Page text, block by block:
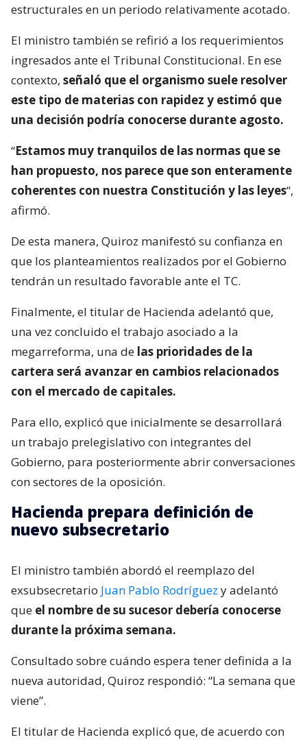
estructurales en un periodo relativamente acotado.
El ministro también se refirió a los requerimientos
ingresados ante el Tribunal Constitucional. En ese
contexto, señaló que el organismo suele resolver
este tipo de materias con rapidez y estimó que
una decisión podría conocerse durante agosto.
“Estamos muy tranquilos de las normas que se
han propuesto, nos parece que son enteramente
coherentes con nuestra Constitución y las leyes“,
afirmó.
De esta manera, Quiroz manifestó su confianza en
que los planteamientos realizados por el Gobierno
tendrán un resultado favorable ante el TC.
Finalmente, el titular de Hacienda adelantó que,
una vez concluido el trabajo asociado a la
megarreforma, una de las prioridades de la
cartera será avanzar en cambios relacionados
con el mercado de capitales.
Para ello, explicó que inicialmente se desarrollará
un trabajo prelegislativo con integrantes del
Gobierno, para posteriormente abrir conversaciones
con sectores de la oposición.
Hacienda prepara definición de
nuevo subsecretario
El ministro también abordó el reemplazo del
exsubsecretario Juan Pablo Rodríguez y adelantó
que el nombre de su sucesor debería conocerse
durante la próxima semana.
Consultado sobre cuándo espera tener definida a la
nueva autoridad, Quiroz respondió: “La semana que
viene”.
El titular de Hacienda explicó que, de acuerdo con